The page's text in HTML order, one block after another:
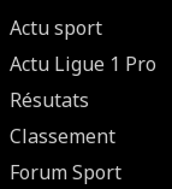
Actu sport
Actu Ligue 1 Pro
Résutats
Classement
Forum Sport